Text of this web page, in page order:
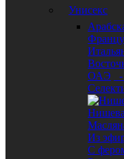
Унисекс
ОАЭ
Из
С